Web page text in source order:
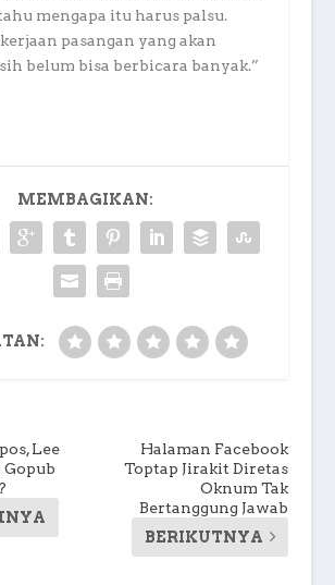
mengapa itu harus palsu.
pasangan yang akan
belum bisa berbicara banyak.”
MEMBAGIKAN:
Lee
Halaman Facebook
Toptap Jirakit Diretas
Oknum Tak
Bertanggung Jawab
BERIKUTNYA